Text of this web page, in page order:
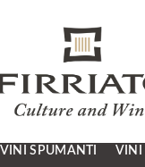
VINI SPUMANTI VINI